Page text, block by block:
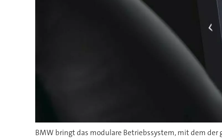
BMW bringt das modulare Betriebssystem, mit dem der